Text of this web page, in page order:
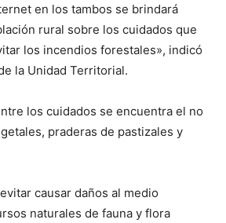
en los tambos se brindará
rural sobre los cuidados que
los incendios forestales», indicó
la Unidad Territorial.
los cuidados se encuentra el no
praderas de pastizales y
causar daños al medio
naturales de fauna y flora